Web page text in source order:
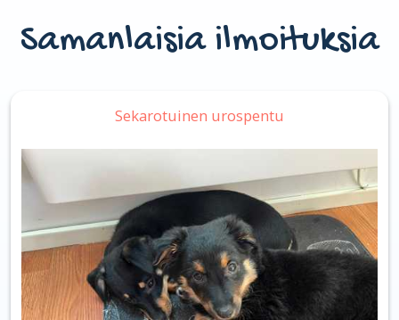
Samanlaisia ilmoituksia
Sekarotuinen urospentu